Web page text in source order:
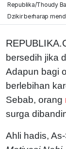
Republika/Thoudy
Dzikir berharap
bersedih jika
Adapun bagi
berlebihan
Sebab, orang
surga
Ahli hadis,